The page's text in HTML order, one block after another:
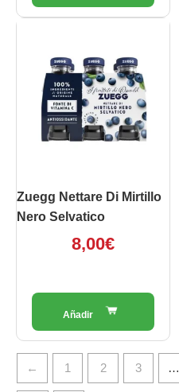
Zuegg Nettare Di Mirtillo
Nero Selvatico
8,00€
← 1 2 3 …